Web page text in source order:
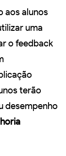
aos alunos
uma
o feedback
terão
desempenho